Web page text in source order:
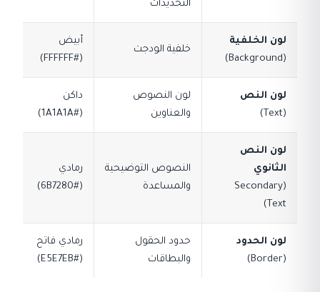
التحديدات
لون الخلفية
(Background)
خلفية الودجت
أبيض
(#FFFFFF)
لون النص
(Text)
لون النصوص
والعناوين
داكن
(#1A1A1A)
لون النص
الثانوي
(Secondary
Text)
النصوص التوضيحية
والمساعدة
رمادي
(#6B7280)
لون الحدود
(Border)
حدود الحقول
والبطاقات
رمادي فاتح
(#E5E7EB)